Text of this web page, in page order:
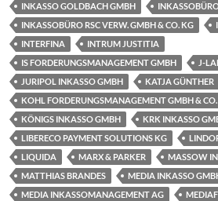
INKASSO GOLDBACH GMBH
INKASSOBÜRO RSC VERW. GMBH & CO. KG
INTERFINA
INTRUM JUSTITIA
IS FORDERUNGSMANAGEMENT GMBH
J-
JURIPOL INKASSO GMBH
KATJA GÜNTHER
KOHL FORDERUNGSMANAGEMENT GMBH &
KÖNIGS INKASSO GMBH
KRK INKASSO
LIBERECO PAYMENT SOLUTIONS KG
LIQUIDA
MARX & PARKER
MASSOW
MATTHIAS BRANDES
MEDIA INKASSO
MEDIA INKASSOMANAGEMENT AG